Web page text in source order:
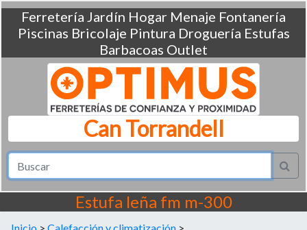
Ferretería Jardín Hogar Menaje Fontanería
Piscinas Bricolaje Pintura Droguería Estufas
Barbacoas Outlet
Can Torrandell
Estufa leña fm m-300